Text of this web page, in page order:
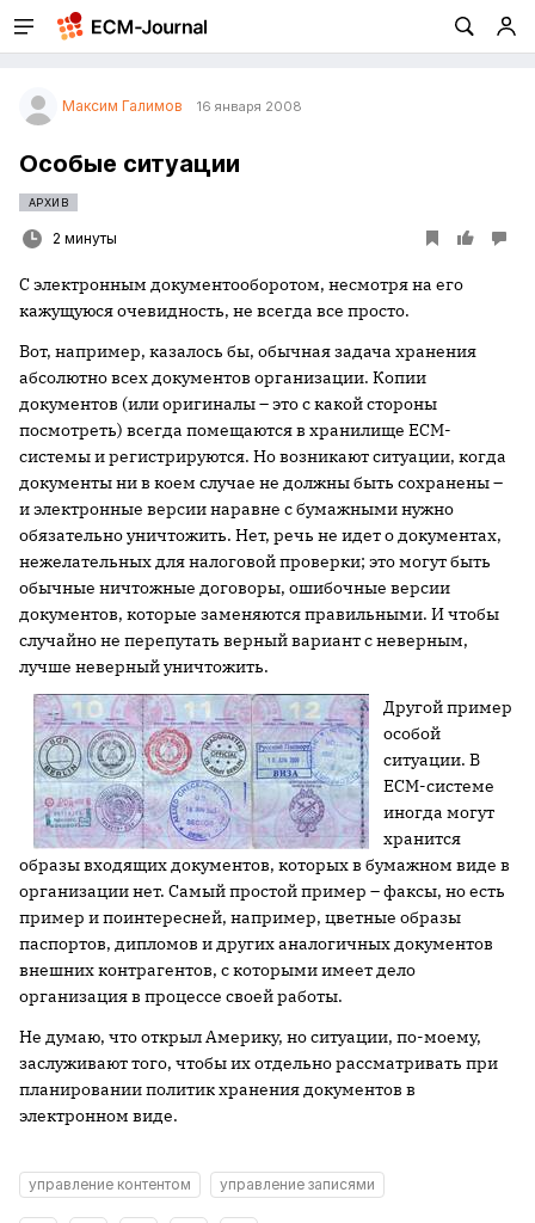
Максим Галимов 16 января 2008
Особые ситуации
АРХИВ
2 минуты
С электронным документооборотом, несмотря на его
кажущуюся очевидность, не всегда все просто.
Вот, например, казалось бы, обычная задача хранения
абсолютно всех документов организации. Копии
документов (или оригиналы – это с какой стороны
посмотреть) всегда помещаются в хранилище ECM-
системы и регистрируются. Но возникают ситуации, когда
документы ни в коем случае не должны быть сохранены –
и электронные версии наравне с бумажными нужно
обязательно уничтожить. Нет, речь не идет о документах,
нежелательных для налоговой проверки; это могут быть
обычные ничтожные договоры, ошибочные версии
документов, которые заменяются правильными. И чтобы
случайно не перепутать верный вариант с неверным,
лучше неверный уничтожить.
Другой пример
особой
ситуации. В
ECM-системе
иногда могут
хранится
образы входящих документов, которых в бумажном виде в
организации нет. Самый простой пример – факсы, но есть
пример и поинтересней, например, цветные образы
паспортов, дипломов и других аналогичных документов
внешних контрагентов, с которыми имеет дело
организация в процессе своей работы.
Не думаю, что открыл Америку, но ситуации, по-моему,
заслуживают того, чтобы их отдельно рассматривать при
планировании политик хранения документов в
электронном виде.
управление контентом управление записями